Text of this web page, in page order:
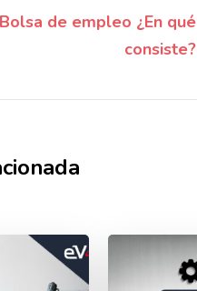
Bolsa de empleo ¿En qué
consiste?